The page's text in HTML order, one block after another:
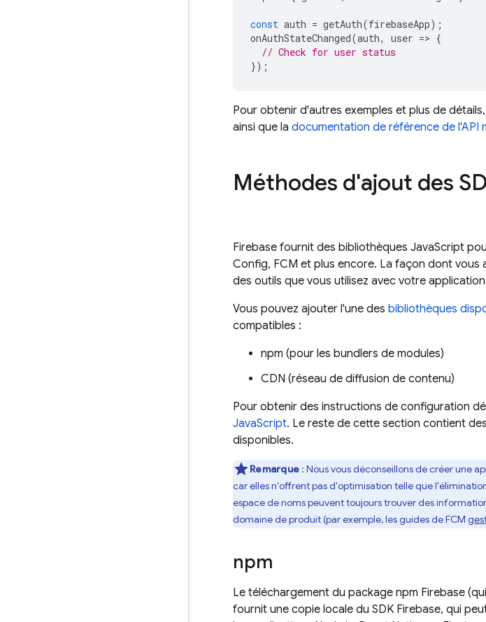
const auth = getAuth(firebaseApp);
onAuthStateChanged(auth, user => {
// Check for user status
});
Pour obtenir d'autres exemples et plus de
ainsi que la documentation de référence de l'API
Méthodes d'ajout des
Firebase fournit des bibliothèques JavaScript
Config, FCM et plus encore. La façon dont vous
des outils que vous utilisez avec votre
Vous pouvez ajouter l'une des bibliothèques
compatibles :
npm (pour les bundlers de modules)
CDN (réseau de diffusion de contenu)
Pour obtenir des instructions de configuration
JavaScript. Le reste de cette section contient
disponibles.
Remarque : Nous vous déconseillons de créer une
car elles n'offrent pas d'optimisation telle que
espace de noms peuvent toujours trouver des
domaine de produit (par exemple, les guides deFCM
npm
Le téléchargement du package npm Firebase
fournit une copie locale du SDK Firebase, qui